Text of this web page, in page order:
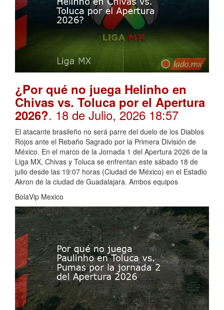
¿Por qué no juega Helinho en
Chivas vs. Toluca por el Apertura
2026?. 18 de Julio, 2026 18:57
El atacante brasileño no será parre del duelo de los Diablos
Rojos ante el Rebaño Sagrado por la Primera División de
México. En el marco de la Jornada 1 del Apertura 2026 de la
Liga MX, Chivas y Toluca se enfrentan este sábado 18 de
julio desde las 19:07 horas (Ciudad de México) en el Estadio
Akron de la ciudad de Guadalajara. Ambos equipos
BolaVip Mexico